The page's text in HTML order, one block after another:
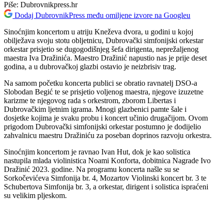
Piše: Dubrovnikpress.hr
Dodaj DubrovnikPress među omiljene izvore na Googleu
Sinoćnjim koncertom u atriju Kneževa dvora, u godini u kojoj
obilježava svoju stotu obljetnicu, Dubrovački simfonijski orkestar
orkestar prisjetio se dugogodišnjeg šefa dirigenta, neprežaljenog
maestra Iva Dražinića. Maestro Dražinić napustio nas je prije deset
godina, a u dubrovačkoj glazbi ostavio je neizbrisiv trag.
Na samom početku koncerta publici se obratio ravnatelj DSO-a
Slobodan Begić te se prisjetio voljenog maestra, njegove izuzetne
karizme te njegovog rada s orkestrom, zborom Libertas i
Dubrovačkim ljetnim igrama. Mnogi glazbenici pamte šale i
dosjetke kojima je svaku probu i koncert učinio drugačijom. Ovom
prigodom Dubrovački simfonijski orkestar postumno je dodijelio
zahvalnicu maestru Dražiniću za poseban doprinos razvoju orkestra.
Sinoćnjim koncertom je ravnao Ivan Hut, dok je kao solistica
nastupila mlada violinistica Noami Konforta, dobitnica Nagrade Ivo
Dražinić 2023. godine. Na programu koncerta našle su se
Sorkočevićeva Simfonija br. 4, Mozartov Violinski koncert br. 3 te
Schubertova Simfonija br. 3, a orkestar, dirigent i solistica ispraćeni
su velikim pljeskom.